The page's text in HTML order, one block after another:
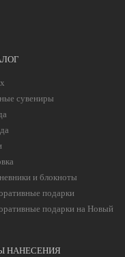
сувениры
и блокноты
подарки
подарки на Новый
НАНЕСЕНИЯ